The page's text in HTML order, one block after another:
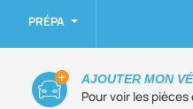
PRÉPA
Pour voir les
AJOUTER MON